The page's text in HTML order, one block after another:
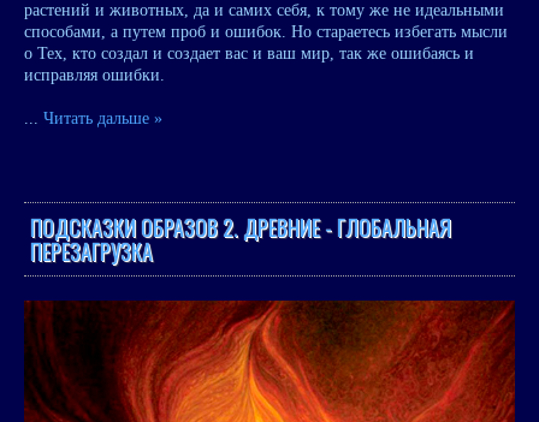
растений и животных, да и самих себя, к тому же не идеальными
способами, а путем проб и ошибок. Но стараетесь избегать мысли
о Тех, кто создал и создает вас и ваш мир, так же ошибаясь и
исправляя ошибки.
... Читать дальше »
ПОДСКАЗКИ ОБРАЗОВ 2. ДРЕВНИЕ - ГЛОБАЛЬНАЯ
ПЕРЕЗАГРУЗКА